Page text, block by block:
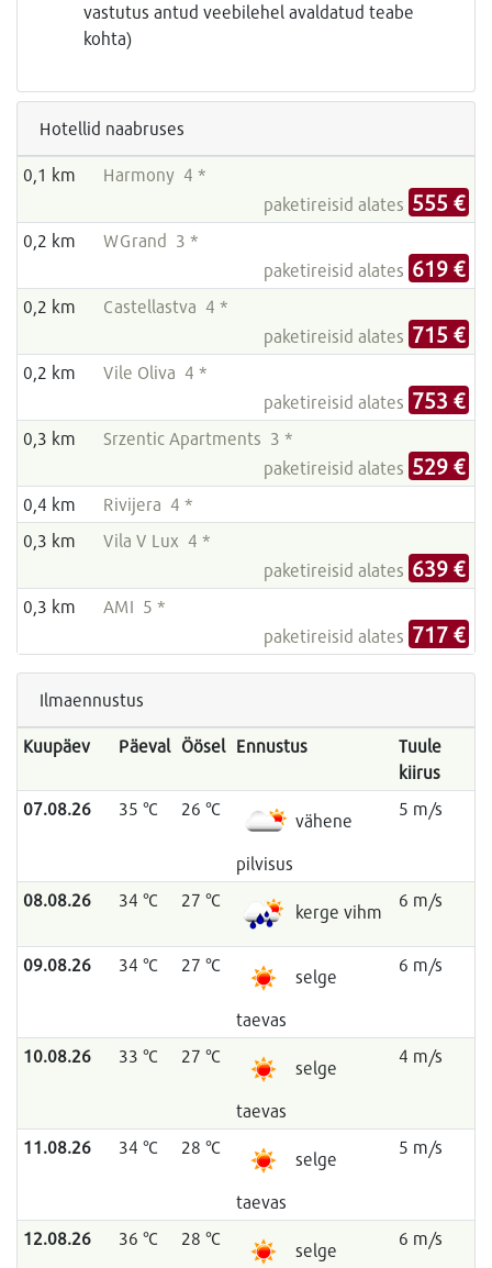
vastutus antud veebilehel avaldatud teabe
kohta)
Hotellid naabruses
0,1 km
Harmony 4 *
paketireisid alates 555 €
0,2 km
WGrand 3 *
paketireisid alates 619 €
0,2 km
Castellastva 4 *
paketireisid alates 715 €
0,2 km
Vile Oliva 4 *
paketireisid alates 753 €
0,3 km
Srzentic Apartments 3 *
paketireisid alates 529 €
0,4 km
Rivijera 4 *
0,3 km
Vila V Lux 4 *
paketireisid alates 639 €
0,3 km
AMI 5 *
paketireisid alates 717 €
Ilmaennustus
Kuupäev Päeval Öösel Ennustus
Tuule
kiirus
07.08.26
35 °C 26 °C
vähene
pilvisus
5 m/s
08.08.26 34 °C 27 °C
kerge vihm
6 m/s
09.08.26 34 °C 27 °C
selge
taevas
6 m/s
10.08.26 33 °C 27 °C
selge
taevas
4 m/s
11.08.26 34 °C 28 °C
selge
taevas
5 m/s
12.08.26 36 °C 28 °C
selge
6 m/s